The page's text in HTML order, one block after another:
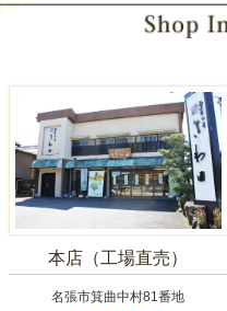
本店（工場直売）
名張市箕曲中村81番地